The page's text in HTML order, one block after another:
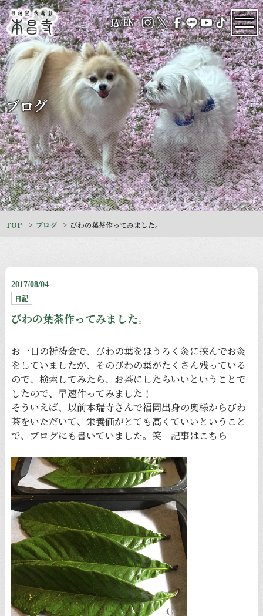
JA/EN
ブログ
TOP ブログ びわの葉茶作ってみました。
2017/08/04
日記
びわの葉茶作ってみました。
お一日の祈祷会で、びわの葉をほうろく灸に挟んでお灸
をしていましたが、そのびわの葉がたくさん残っている
ので、検索してみたら、お茶にしたらいいということで
したので、早速作ってみました！
そういえば、以前本瑞寺さんで福岡出身の奥様からびわ
茶をいただいて、栄養価がとても高くていいということ
で、ブログにも書いていました。笑 記事はこちら